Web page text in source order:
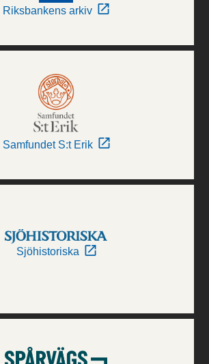
Riksbankens arkiv
Samfundet S:t Erik
Sjöhistoriska